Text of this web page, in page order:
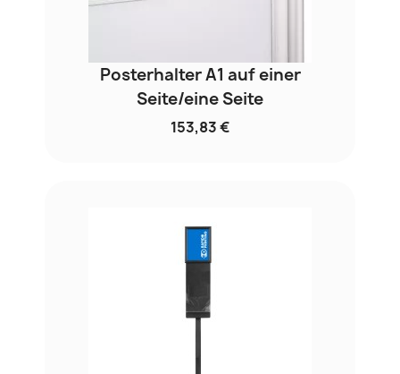
Posterhalter A1 auf einer
Seite/eine Seite
153,83 €